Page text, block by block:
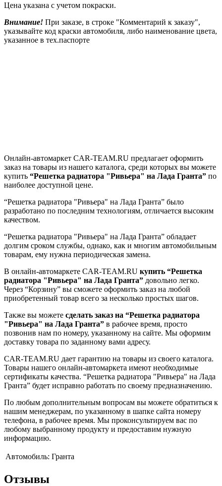
Цена указана с учетом покраски.
Внимание! При заказе, в строке "Комментарий к заказу",
указывайте код краски автомобиля, либо наименование цвета,
указанное в тех.паспорте
Онлайн-автомаркет CAR-TEAM.RU предлагает оформить
заказ на товары из нашего каталога, среди которых вы можете
купить “Решетка радиатора "Ривьера" на Лада Гранта” по
наиболее доступной цене.
“Решетка радиатора "Ривьера" на Лада Гранта” было
разработано по последним технологиям, отличается высоким
качеством.
“Решетка радиатора "Ривьера" на Лада Гранта” обладает
долгим сроком службы, однако, как и многим автомобильным
товарам, ему нужна периодическая замена.
В онлайн-автомаркете CAR-TEAM.RU купить “Решетка
радиатора "Ривьера" на Лада Гранта” довольно легко.
Через “Корзину” вы сможете оформить заказ на любой
приобретенный товар всего за несколько простых шагов.
Также вы можете сделать заказ на “Решетка радиатора
"Ривьера" на Лада Гранта” в рабочее время, просто
позвонив нам по номеру, указанному на сайте. Мы оформим
доставку товара по заданному вами адресу.
CAR-TEAM.RU дает гарантию на товары из своего каталога.
Товары нашего онлайн-автомаркета имеют необходимые
сертификаты качества. “Решетка радиатора "Ривьера" на Лада
Гранта” будет исправно работать по своему предназначению.
По любым дополнительным вопросам вы можете обратиться к
нашим менеджерам, по указанному в шапке сайта номеру
телефона, в рабочее время. Мы проконсультируем вас по
любому выбранному продукту и предоставим нужную
информацию.
Автомобиль: Гранта
Отзывы